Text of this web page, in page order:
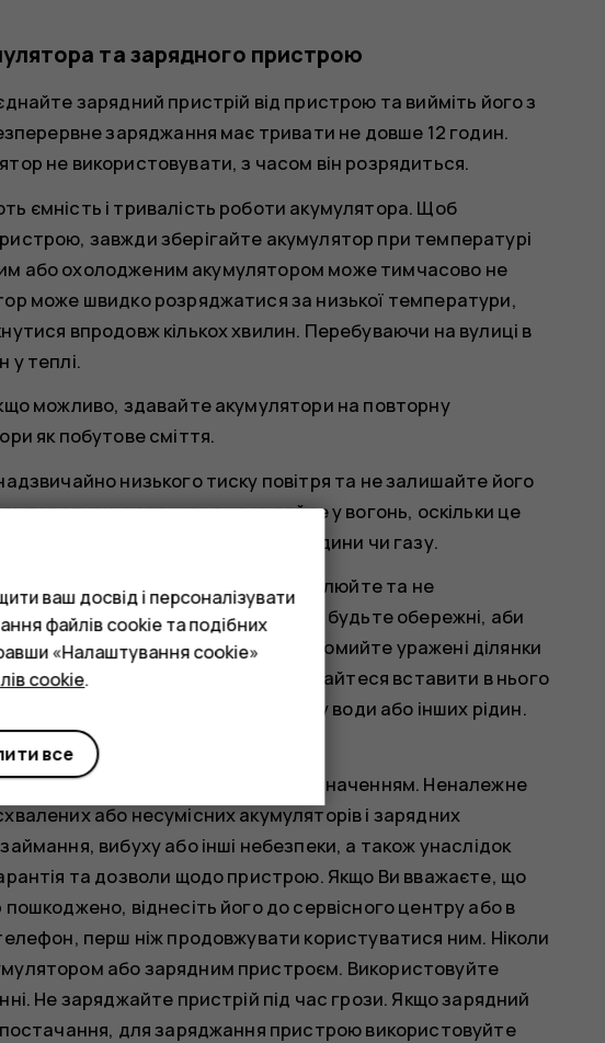
та зарядного пристрою
зарядний пристрій від пристрою та вийміть його з
заряджання має тривати не довше 12 годин.
не використовувати, з часом він розрядиться.
ємність і тривалість роботи акумулятора. Щоб
завжди зберігайте акумулятор при температурі
або охолодженим акумулятором може тимчасово не
може швидко розряджатися за низької температури,
впродовж кількох хвилин. Перебуваючи на вулиці в
теплі.
можливо, здавайте акумулятори на повторну
як побутове сміття.
низького тиску повітря та не залишайте його
наприклад не кидайте у вогонь, оскільки це
або витоку легкозаймистої рідини чи газу.
не згинайте, не проколюйте та не
У разі протікання акумулятора будьте обережні, аби
Якщо це станеться, негайно промийте уражені ділянки
акумулятор, не намагайтеся вставити в нього
та не піддавайте його впливу води або інших рідин.
пристрій лише за прямим призначенням. Неналежне
або несумісних акумуляторів і зарядних
вибуху або інші небезпеки, а також унаслідок
та дозволи щодо пристрою. Якщо Ви вважаєте, що
віднесіть його до сервісного центру або в
перш ніж продовжувати користуватися ним. Ніколи
або зарядним пристроєм. Використовуйте
Не заряджайте пристрій під час грози. Якщо зарядний
для заряджання пристрою використовуйте
ваш досвід і персоналізувати
файлів cookie та подібних
«Налаштування cookie»
cookie.
все